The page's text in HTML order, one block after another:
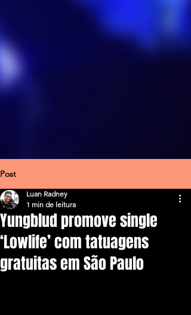
Post
Yungblud promove single
‘Lowlife’ com tatuagens
gratuitas em São Paulo
Luan Radney
1 min de leitura